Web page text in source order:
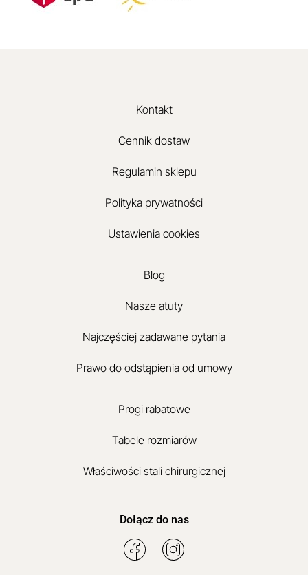
Kontakt
Cennik dostaw
Regulamin sklepu
Polityka prywatności
Ustawienia cookies
Blog
Nasze atuty
Najczęściej zadawane pytania
Prawo do odstąpienia od umowy
Progi rabatowe
Tabele rozmiarów
Właściwości stali chirurgicznej
Dołącz do nas